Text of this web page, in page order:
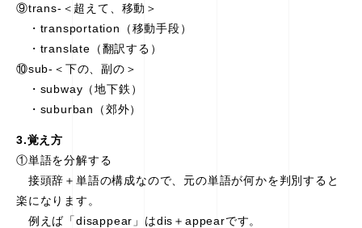
⑨trans-＜超えて、移動＞
・transportation（移動手段）
・translate（翻訳する）
⑩sub-＜下の、副の＞
・subway（地下鉄）
・suburban（郊外）
3.覚え方
①単語を分解する
接頭辞＋単語の構成なので、元の単語が何かを判別すると
楽になります。
例えば「disappear」はdis＋appearです。